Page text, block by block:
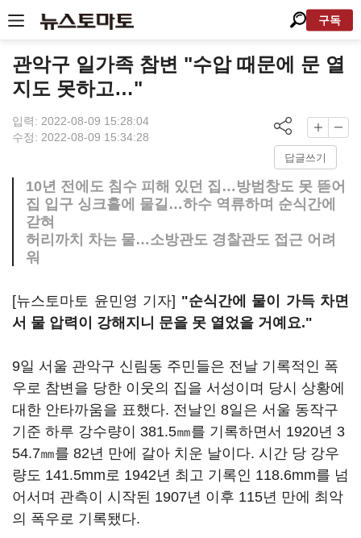
구독
관악구 일가족 참변 "수압 때문에 문 열
지도 못하고…"
입력: 2022-08-09 15:28:04
수정: 2022-08-09 15:34:28
답글쓰기
10년 전에도 침수 피해 있던 집…방범창도 못 뜯어
집 입구 싱크홀에 물길…하수 역류하며 순식간에
갇혀
허리까치 차는 물…소방관도 경찰관도 접근 어려
워
[뉴스토마토 윤민영 기자] "순식간에 물이 가득 차면
서 물 압력이 강해지니 문을 못 열었을 거예요."
9일 서울 관악구 신림동 주민들은 전날 기록적인 폭
우로 참변을 당한 이웃의 집을 서성이며 당시 상황에
대한 안타까움을 표했다. 전날인 8일은 서울 동작구
기준 하루 강수량이 381.5㎜를 기록하면서 1920년 3
54.7㎜를 82년 만에 갈아 치운 날이다. 시간 당 강우
량도 141.5mm로 1942년 최고 기록인 118.6mm를 넘
어서며 관측이 시작된 1907년 이후 115년 만에 최악
의 폭우로 기록됐다.